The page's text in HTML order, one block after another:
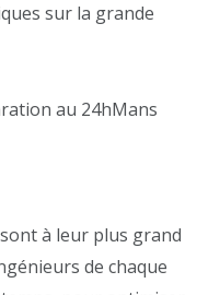
sur la grande
à leur plus grand
de chaque